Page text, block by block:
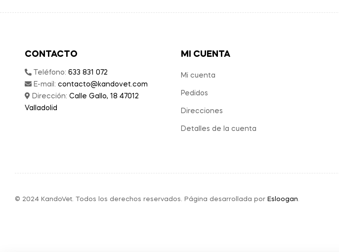
CONTACTO
Teléfono: 633 831 072
E-mail: contacto@kandovet.com
Dirección: Calle Gallo, 18 47012
Valladolid
MI CUENTA
Mi cuenta
Pedidos
Direcciones
Detalles de la cuenta
© 2024 KandoVet. Todos los derechos reservados. Página desarrollada por Esloogan.